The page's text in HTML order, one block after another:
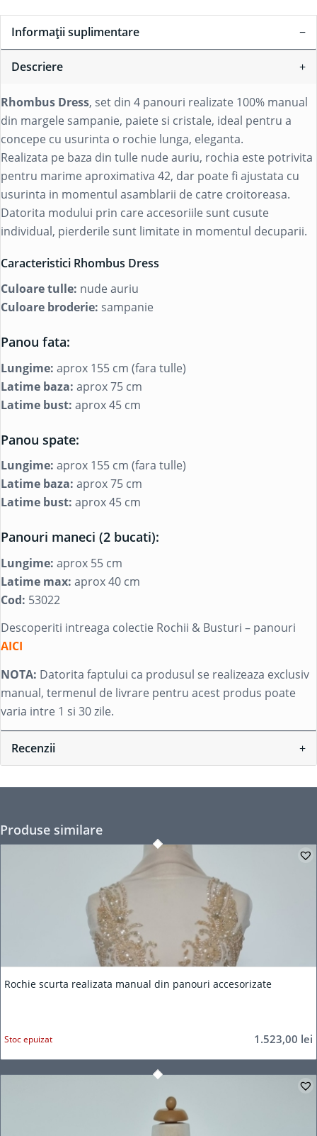
Descriere
Rhombus Dress, set din 4 panouri realizate 100% manual
din margele sampanie, paiete si cristale, ideal pentru a
concepe cu usurinta o rochie lunga, eleganta.
Realizata pe baza din tulle nude auriu, rochia este potrivita
pentru marime aproximativa 42, dar poate fi ajustata cu
usurinta in momentul asamblarii de catre croitoreasa.
Datorita modului prin care accesoriile sunt cusute
individual, pierderile sunt limitate in momentul decuparii.
Caracteristici Rhombus Dress
Culoare tulle: nude auriu
Culoare broderie: sampanie
Panou fata:
Lungime: aprox 155 cm (fara tulle)
Latime baza: aprox 75 cm
Latime bust: aprox 45 cm
Panou spate:
Lungime: aprox 155 cm (fara tulle)
Latime baza: aprox 75 cm
Latime bust: aprox 45 cm
Panouri maneci (2 bucati):
Lungime: aprox 55 cm
Latime max: aprox 40 cm
Cod: 53022
Descoperiti intreaga colectie Rochii & Busturi – panouri
AICI
NOTA: Datorita faptului ca produsul se realizeaza exclusiv
manual, termenul de livrare pentru acest produs poate
varia intre 1 si 30 zile.
Informații suplimentare
Recenzii
Produse similare
Rochie scurta realizata manual din panouri accesorizate
1.523,00 lei
Stoc epuizat